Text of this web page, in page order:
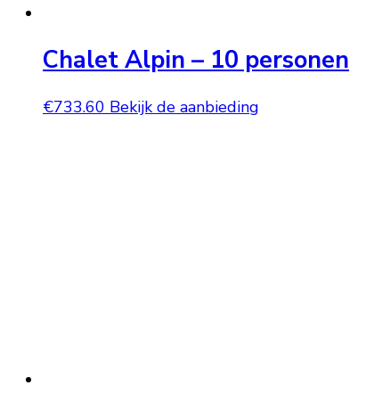
Chalet Alpin – 10 personen
€733.60 Bekijk de aanbieding